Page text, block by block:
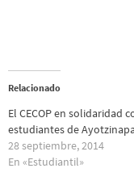
Relacionado
El CECOP en solidaridad
estudiantes de
28 septiembre, 2014
En «Estudiantil»